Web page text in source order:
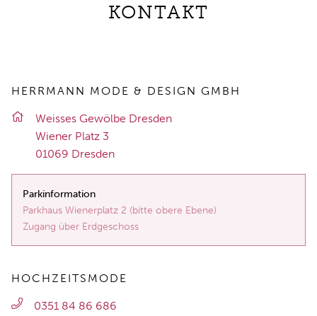
KONTAKT
HERRMANN MODE & DESIGN GMBH
Weis­ses Ge­wöl­be Dres­den
Wie­ner Platz 3
01069 Dres­den
Parkinformation
Parkhaus Wienerplatz 2 (bitte obere Ebene)
Zugang über Erdgeschoss
HOCHZEITSMODE
0351 84 86 686